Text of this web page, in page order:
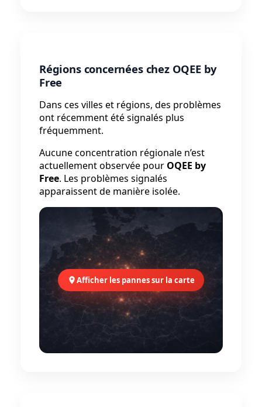
Régions concernées chez OQEE by
Free
Dans ces villes et régions, des problèmes
ont récemment été signalés plus
fréquemment.
Aucune concentration régionale n’est
actuellement observée pour OQEE by
Free. Les problèmes signalés
apparaissent de manière isolée.
Afficher les pannes sur la carte